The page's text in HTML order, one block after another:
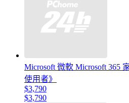
Microsoft 微軟 Microsoft 365
使用者》
$3,790
$3,790